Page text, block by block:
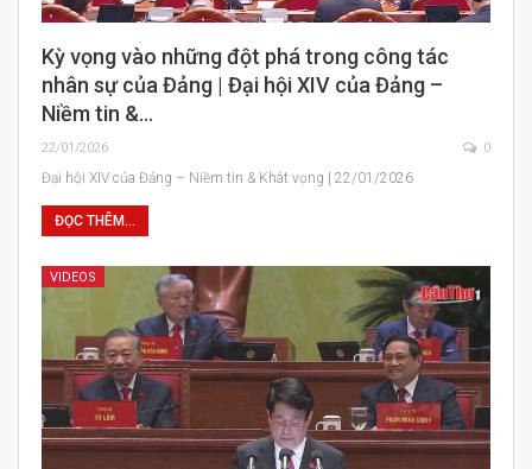
Kỳ vọng vào những đột phá trong công tác
nhân sự của Đảng | Đại hội XIV của Đảng –
Niềm tin &…
22/01/2026 0
Đại hội XIV của Đảng – Niềm tin & Khát vọng | 22/01/2026
ĐỌC THÊM...
VIDEOS